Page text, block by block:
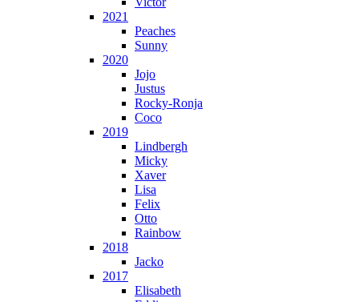
2021
Peaches
Sunny
2020
Jojo
Justus
Rocky-Ronja
Coco
2019
Lindbergh
Micky
Xaver
Lisa
Felix
Otto
Rainbow
2018
Jacko
2017
Elisabeth